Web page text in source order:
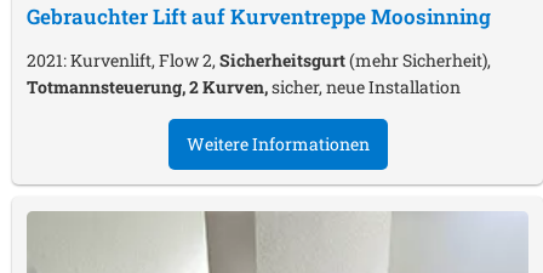
Gebrauchter Lift auf KurventreppeMoosinning
2021: Kurvenlift, Flow 2, Sicherheitsgurt(mehr Sicherheit),
Totmannsteuerung, 2 Kurven,sicher, neue Installation
Weitere Informationen